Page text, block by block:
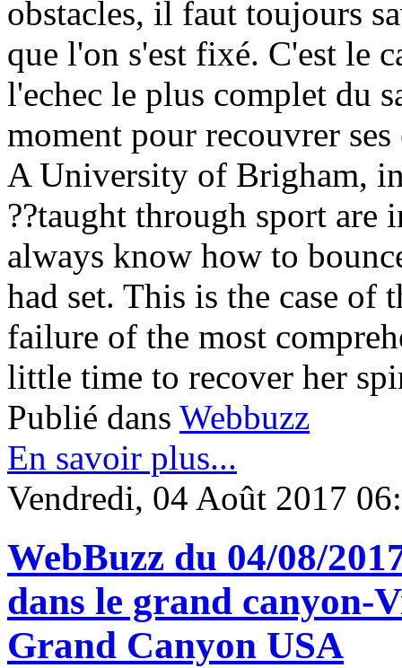
obstacles, il faut toujours
que l'on s'est fixé. C'est le
l'echec le plus complet du
moment pour recouvrer
A University of Brigham,
??taught through sport are
always know how to
had set. This is the case of
failure of the most
little time to recover her
Publié dans Webbuzz
En savoir plus...
Vendredi, 04 Août 2017
WebBuzz du 04/08/
dans le grand
Grand Canyon USA